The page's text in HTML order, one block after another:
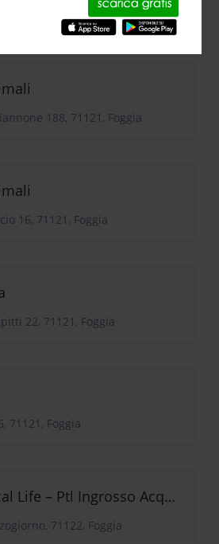
71121, Foggia
188, 71121, Foggia
16, 71121, Foggia
22, 71121, Foggia
71121, Foggia
Piranha Tropical Life – Ptl Ingrosso Acquariologia
71122, Foggia